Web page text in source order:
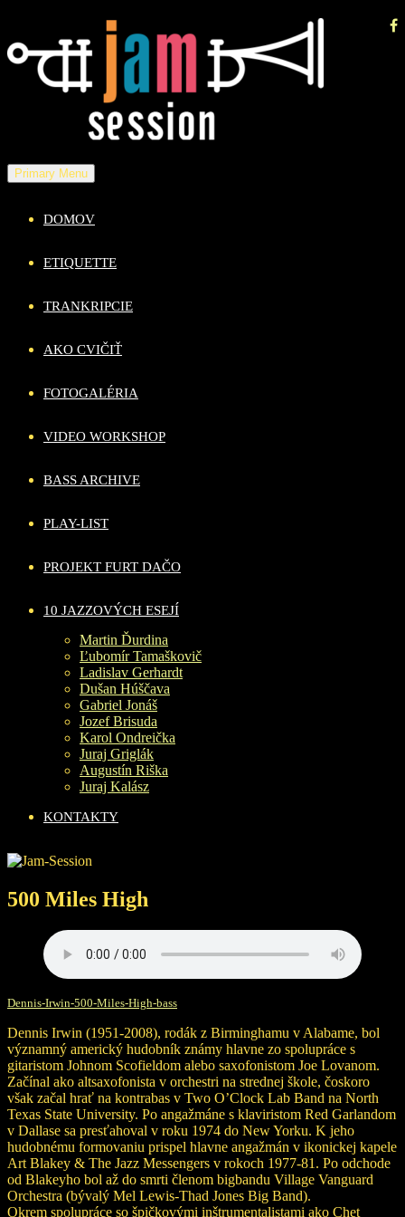
to
content
Primary Menu
DOMOV
ETIQUETTE
TRANKRIPCIE
AKO CVIČIŤ
FOTOGALÉRIA
VIDEO WORKSHOP
BASS ARCHIVE
PLAY-LIST
PROJEKT FURT DAČO
10 JAZZOVÝCH ESEJÍ
Martin Ďurdina
Ľubomír Tamaškovič
Ladislav Gerhardt
Dušan Húščava
Gabriel Jonáš
Jozef Brisuda
Karol Ondreička
Juraj Griglák
Augustín Riška
Juraj Kalász
KONTAKTY
500 Miles High
Dennis-Irwin-500-Miles-High-bass
Dennis Irwin (1951-2008), rodák z Birminghamu v Alabame, bol
významný americký hudobník známy hlavne zo spolupráce s
gitaristom Johnom Scofieldom alebo saxofonistom Joe Lovanom.
Začínal ako altsaxofonista v orchestri na strednej škole, čoskoro
však začal hrať na kontrabas v Two O’Clock Lab Band na North
Texas State University. Po angažmáne s klaviristom Red Garlandom
v Dallase sa presťahoval v roku 1974 do New Yorku. K jeho
hudobnému formovaniu prispel hlavne angažmán v ikonickej kapele
Art Blakey & The Jazz Messengers v rokoch 1977-81. Po odchode
od Blakeyho bol až do smrti členom bigbandu Village Vanguard
Orchestra (bývalý Mel Lewis-Thad Jones Big Band).
Okrem spolupráce so špičkovými inštrumentalistami ako Chet